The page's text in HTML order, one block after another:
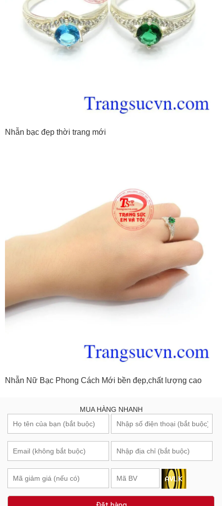
Nhẫn bạc đẹp thời trang mới
Nhẫn Nữ Bạc Phong Cách Mới bền đẹp,chất lượng cao
MUA HÀNG NHANH